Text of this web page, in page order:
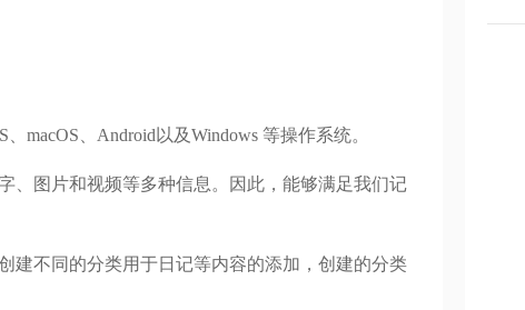
macOS、Android以及Windows 等操作系统。
、图片和视频等多种信息。因此，能够满足我们记
建不同的分类用于日记等内容的添加，创建的分类